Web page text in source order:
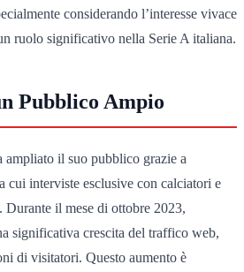
considerando l’interesse vivace
ruolo significativo nella Serie A italiana.
Pubblico Ampio
il suo pubblico grazie a
cui interviste esclusive con calciatori e
il mese di ottobre 2023,
significativa crescita del traffico web,
di visitatori. Questo aumento è